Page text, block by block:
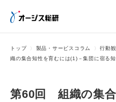
トップ 製品・サービスコラム 行動
織の集合知性を育むには(1)－集団に宿る知
第60回 組織の集